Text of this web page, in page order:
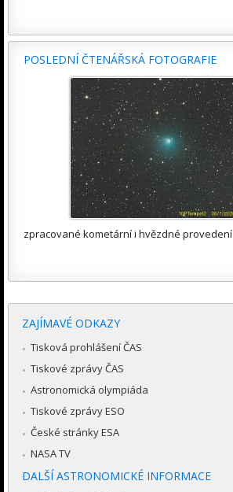
POSLEDNÍ ČTENÁŘSKÁ FOTOGRAFIE
zpracované kometární i hvězdné provedení
ZAJÍMAVÉ ODKAZY
Tisková prohlášení ČAS
Tiskové zprávy ČAS
Astronomická olympiáda
Tiskové zprávy ESO
České stránky ESA
NASA TV
DALŠÍ ASTRONOMICKÉ INFORMACE